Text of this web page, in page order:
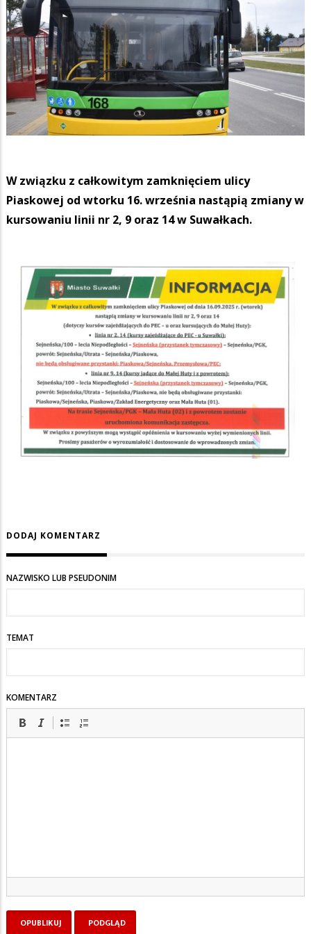
W związku z całkowitym zamknięciem ulicy
Piaskowej od wtorku 16. września nastąpią zmiany w
kursowaniu linii nr 2, 9 oraz 14 w Suwałkach.
DODAJ KOMENTARZ
NAZWISKO LUB PSEUDONIM
TEMAT
KOMENTARZ